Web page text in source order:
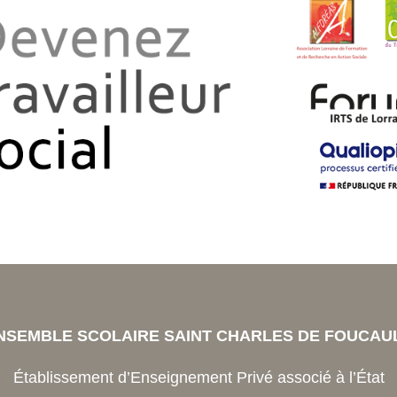
SCOLAIRE SAINT CHARLES DE
Établissement d’Enseignement Privé associé à l’État